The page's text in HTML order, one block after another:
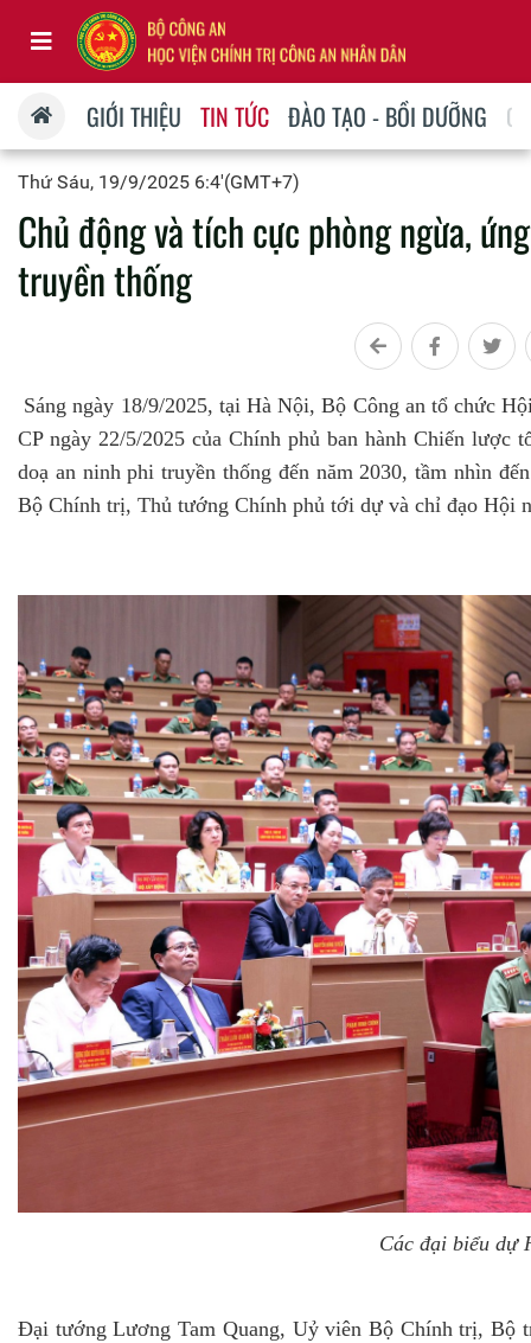
GIỚI THIỆU TIN TỨC ĐÀO TẠO - BỒI DƯỠNG
Thứ Sáu, 19/9/2025 6:4'(GMT+7)
Chủ động và tích cực phòng ngừa,
truyền thống
Sáng ngày 18/9/2025, tại Hà Nội, Bộ Công an tổ chức
CP ngày 22/5/2025 của Chính phủ ban hành Chiến lược
doạ an ninh phi truyền thống đến năm 2030, tầm nhìn
Bộ Chính trị, Thủ tướng Chính phủ tới dự và chỉ đạo Hội
Các đại biểu dự
Đại tướng Lương Tam Quang, Uỷ viên Bộ Chính trị, Bộ